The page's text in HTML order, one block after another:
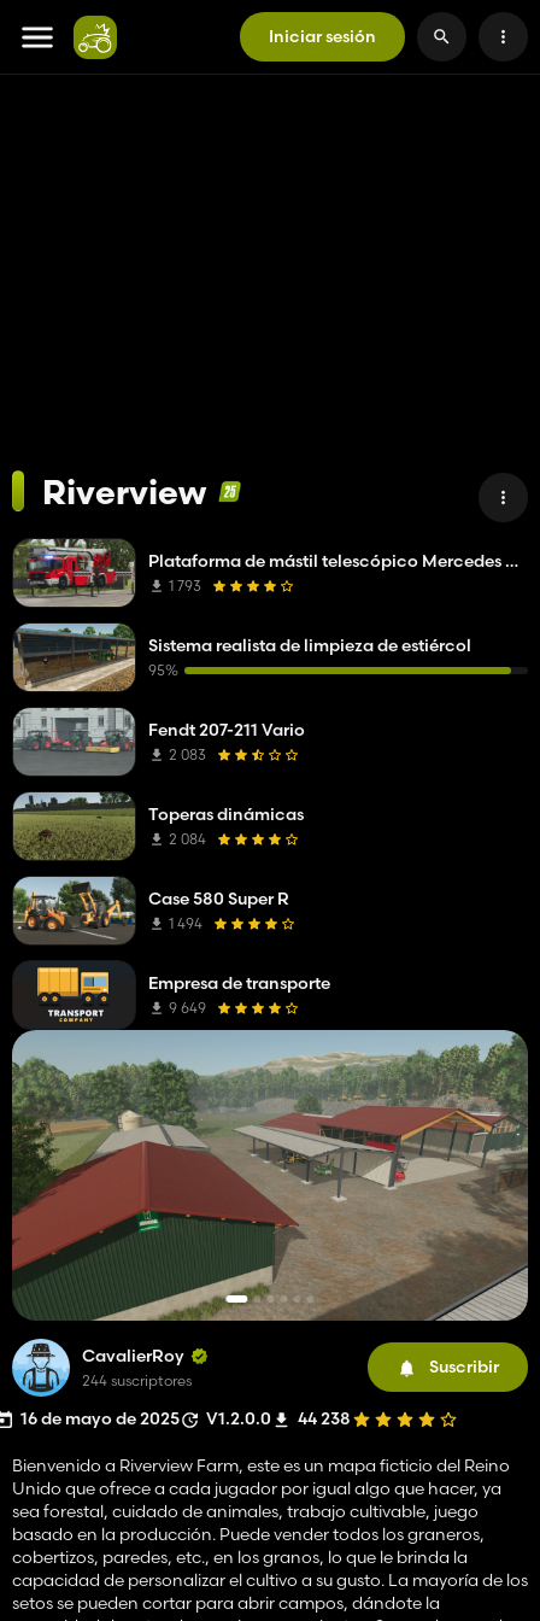
Iniciar sesión
Riverview
CavalierRoy
244 suscriptores
Suscribir
16 de mayo de 2025 V1.2.0.0 44 238
Bienvenido a Riverview Farm, este es un mapa ficticio del Reino
Unido que ofrece a cada jugador por igual algo que hacer, ya
sea forestal, cuidado de animales, trabajo cultivable, juego
basado en la producción. Puede vender todos los graneros,
cobertizos, paredes, etc., en los granos, lo que le brinda la
capacidad de personalizar el cultivo a su gusto. La mayoría de los
setos se pueden cortar para abrir campos, dándote la
Plataforma de mástil telescópico Mercedes Benz Econic WISS
1 793
Sistema realista de limpieza de estiércol
95%
Fendt 207-211 Vario
2 083
Toperas dinámicas
2 084
Case 580 Super R
1 494
Empresa de transporte
9 649